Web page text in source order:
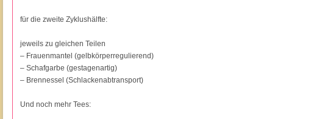
für die zweite Zyklushälfte:
jeweils zu gleichen Teilen
– Frauenmantel (gelbkörperregulierend)
– Schafgarbe (gestagenartig)
– Brennessel (Schlackenabtransport)
Und noch mehr Tees: